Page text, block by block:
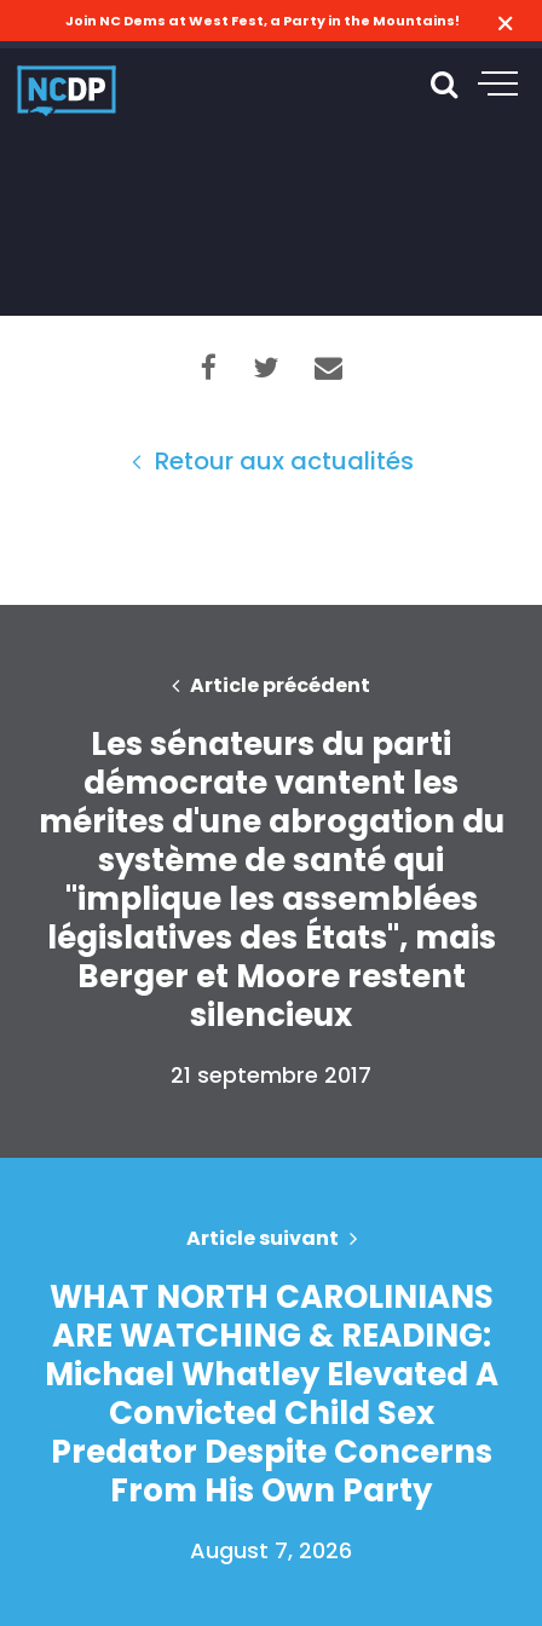
Join NC Dems at West Fest, a Party in the Mountains!
Retour aux actualités
Article précédent
Les sénateurs du parti
démocrate vantent les
mérites d'une abrogation du
système de santé qui
"implique les assemblées
législatives des États", mais
Berger et Moore restent
silencieux
21 septembre 2017
Article suivant
WHAT NORTH CAROLINIANS
ARE WATCHING & READING:
Michael Whatley Elevated A
Convicted Child Sex
Predator Despite Concerns
From His Own Party
August 7, 2026